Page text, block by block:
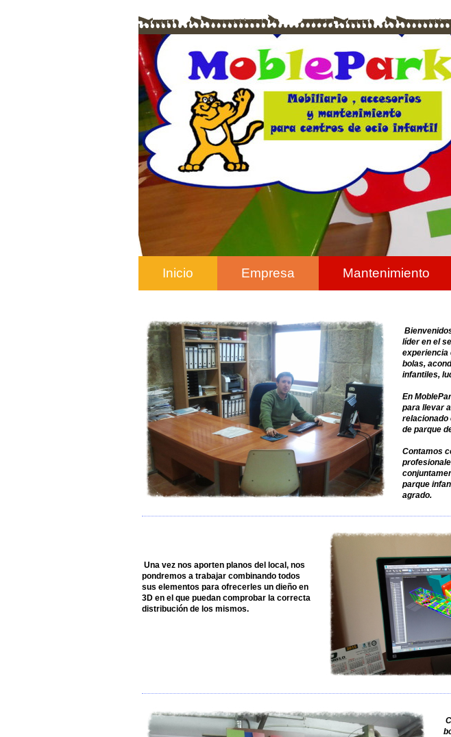
Inicio Empresa Mantenimiento
líder en el
experiencia
bolas,
infantiles,
En
para llevar
relacionado
de parque
Contamos
parque
agrado.
Una vez nos aporten planos del local, nos
pondremos a trabajar combinando todos
sus elementos para ofrecerles un dieño en
3D en el que puedan comprobar la correcta
distribución de los mismos.